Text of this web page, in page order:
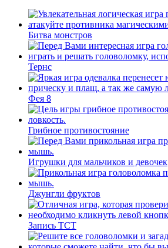
Битва монстров
Тернс
Фея 8
Грибное противостояние
Игрушки для мальчиков и девочек
Джунгли фруктов
Запись ТСТ